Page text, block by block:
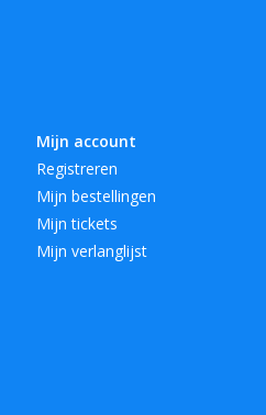
Mijn account
Registreren
Mijn bestellingen
Mijn tickets
Mijn verlanglijst